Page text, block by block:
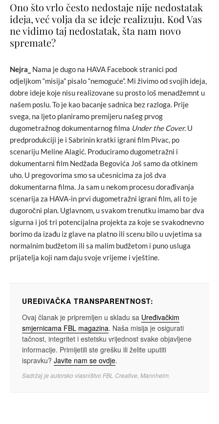
Ono što vrlo često nedostaje nije nedostatak
ideja, već volja da se ideje realizuju. Kod Vas
ne vidimo taj nedostatak, šta nam novo
spremate?
Nejra_
Nama je dugo na HAVA Facebook stranici pod
odjeljkom “misija” pisalo “nemoguće”. Mi živimo od svojih ideja,
dobre ideje koje nisu realizovane su prosto loš menadžemnt u
našem poslu. To je kao bacanje sadnica bez razloga. Prije
svega, na ljeto planiramo premijeru našeg prvog
dugometražnog dokumentarnog filma Under the Cover. U
predprodukciji je i Sabrinin kratki igrani film Pivac, po
scenariju Meline Alagić. Produciramo dugometražni i
dokumentarni film Nedžada Begovića Još samo da otkinem
uho. U pregovorima smo sa učesnicima za još dva
dokumentarna filma. Ja sam u nekom procesu dorađivanja
scenarija za HAVA-in prvi dugometražni igrani film, ali to je
dugoročni plan. Uglavnom, u svakom trenutku imamo bar dva
sigurna i još tri potencijalna projekta za koje se svakodnevno
borimo da izađu iz glave na platno ili scenu bilo u uvjetima sa
normalnim budžetom ili sa malim budžetom i puno usluga
prijatelja koji nam daju svoje vrijeme i vještine.
UREĐIVAČKA TRANSPARENTNOST:
Ovaj članak je pripremljen u skladu sa Uređivačkim
smjernicama FBL magazina. Naša misija je osigurati
tačnost, integritet i estetsku vrijednost svake objavljene
informacije. Primijetili ste grešku ili želite uputiti
ispravku? Javite nam se ovdje.
Sadržaj je autorsko vlasništvo FBL Creative, Mannheim.